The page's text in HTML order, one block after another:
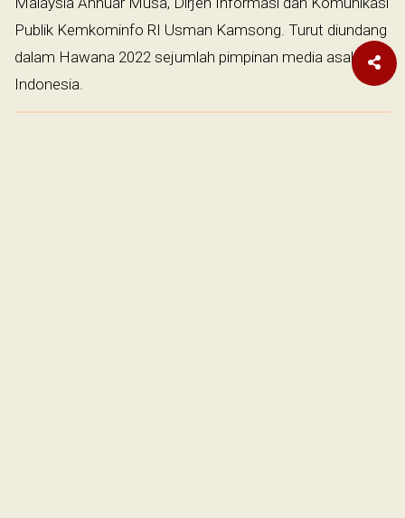
Publik Kemkominfo RI Usman Kamsong. Turut diundang
dalam Hawana 2022 sejumlah pimpinan media asal
Indonesia.